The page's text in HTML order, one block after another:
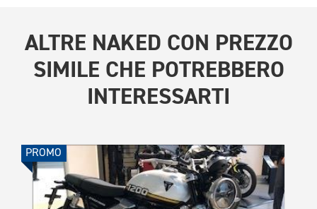
ALTRE NAKED CON PREZZO
SIMILE CHE POTREBBERO
INTERESSARTI
PROMO PROMO